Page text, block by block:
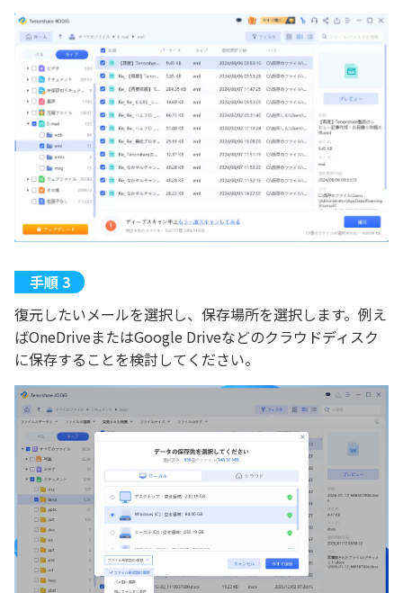
復元したいメールを選択し、保存場所を選択します。例え
ばOneDriveまたはGoogle Driveなどのクラウドディスク
に保存することを検討してください。